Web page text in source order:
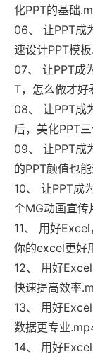
化PPT的基础
06、 让PPT成
速设计PPT模
07、 让PPT成
T，怎么做才好
08、 让PPT成
后，美化PPT
09、 让PPT成
的PPT颜值也
10、 让PPT成
个MG动画宣传
11、 用好
你的excel更好
12、 用好
快速提高效率
13、 用好
数据更专业
14、 用好